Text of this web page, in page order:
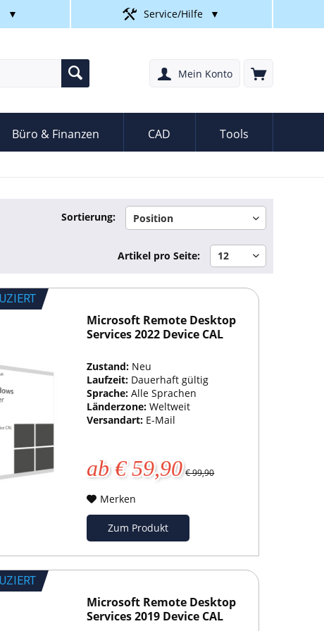
▼ Service/Hilfe ▼
Mein Konto
Büro & Finanzen CAD Tools
Sortierung:
Artikel pro Seite:
Microsoft Remote Desktop
Services 2022 Device CAL
Zustand: Neu
Laufzeit: Dauerhaft gültig
Sprache:Alle Sprachen
Länderzone:Weltweit
Versandart: E-Mail
ab € 59,90 € 99,90
Merken
Zum Produkt
Microsoft Remote Desktop
Services 2019 Device CAL